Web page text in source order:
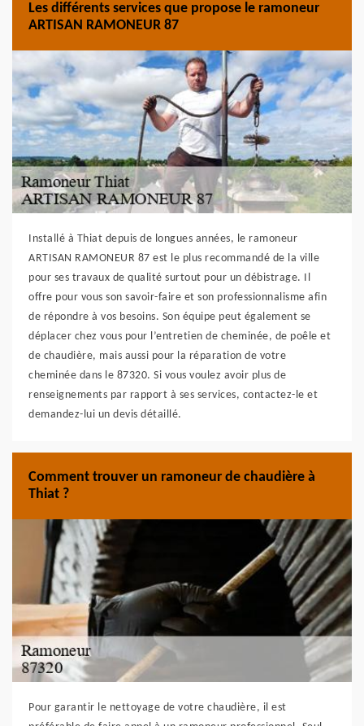
Les différents services que propose le ramoneur
ARTISAN RAMONEUR 87
Installé à Thiat depuis de longues années, le ramoneur
ARTISAN RAMONEUR 87 est le plus recommandé de la ville
pour ses travaux de qualité surtout pour un débistrage. Il
offre pour vous son savoir-faire et son professionnalisme afin
de répondre à vos besoins. Son équipe peut également se
déplacer chez vous pour l’entretien de cheminée, de poêle et
de chaudière, mais aussi pour la réparation de votre
cheminée dans le 87320. Si vous voulez avoir plus de
renseignements par rapport à ses services, contactez-le et
demandez-lui un devis détaillé.
Comment trouver un ramoneur de chaudière à
Thiat ?
Pour garantir le nettoyage de votre chaudière, il est